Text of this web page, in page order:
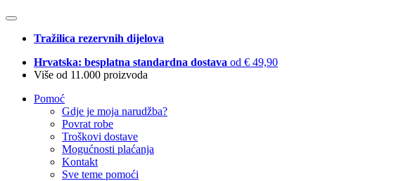
Tražilica rezervnih dijelova
Hrvatska: besplatna standardna dostava od € 49,90
Više od 11.000 proizvoda
Pomoć
Gdje je moja narudžba?
Povrat robe
Troškovi dostave
Mogućnosti plaćanja
Kontakt
Sve teme pomoći